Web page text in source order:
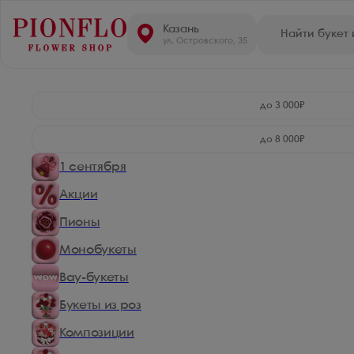
Казань
ул. Островского, 35
до 3 000₽
до 8 000₽
1 сентября
Акции
Пионы
Монобукеты
Вау-букеты
Букеты из роз
Композиции